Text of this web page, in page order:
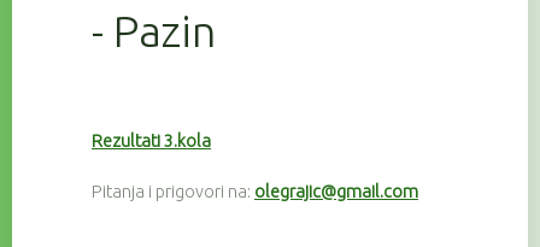
- Pazin
Rezultati 3.kola
Pitanja i prigovori na: olegrajic@gmail.com